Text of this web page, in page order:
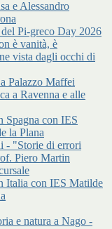
e Alessandro
Pi-greco Day 2026
è vanità, è
vista dagli occhi di
Palazzo Maffei
a Ravenna e alle
Spagna con IES
la Plana
- "Storie di errori
Piero Martin
Italia con IES Matilde
e natura a Nago -